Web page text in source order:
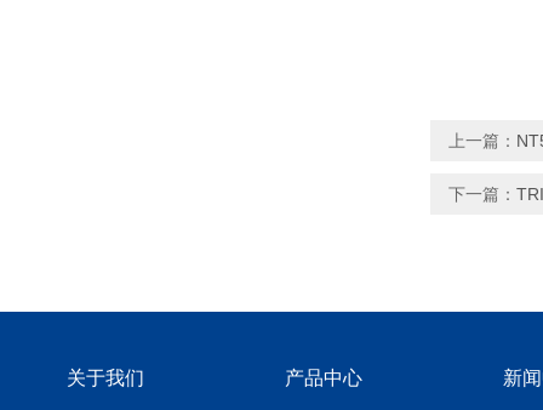
上一篇：
下一篇：
关于我们 产品中心 新